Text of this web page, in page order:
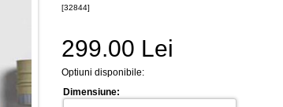
[32844]
299.00 Lei
Optiuni disponibile:
Dimensiune: